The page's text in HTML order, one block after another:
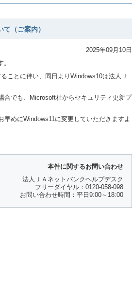
（ご案内）
2025年09月10日
ことに伴い、同日よりWindows10は法人Ｊ
でも、Microsoft社からセキュリティ更新プ
めにWindows11に変更していただきますよ
本件に関するお問い合わせ
法人ＪＡネットバンクヘルプデスク
フリーダイヤル：0120-058-098
お問い合わせ時間：平日9:00～18:00